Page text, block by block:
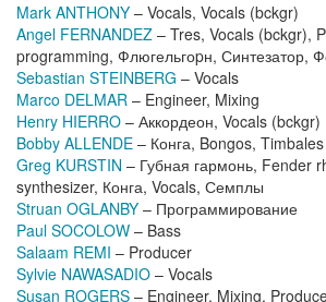
Mark ANTHONY – Vocals, Vocals (bckgr)
Angel FERNANDEZ – Tres, Vocals (bckgr),
programming, Флюгельгоpн, Синтезатор,
Sebastian STEINBERG – Vocals
Marco DELMAR – Engineer, Mixing
Henry HIERRO – Аккордеон, Vocals (bckgr)
Bobby ALLENDE – Конга, Bongos, Timbales
Greg KURSTIN – Губная гармонь, Fender
synthesizer, Конга, Vocals, Семплы
Struan OGLANBY – Программирование
Paul SOCOLOW – Bass
Salaam REMI – Producer
Sylvie NAWASADIO – Vocals
Susan ROGERS – Engineer, Mixing,